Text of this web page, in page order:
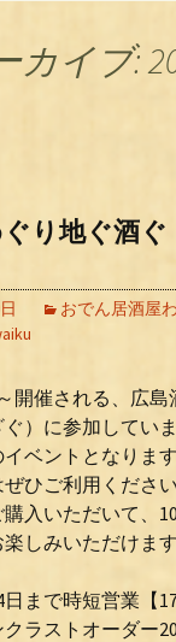
カイブ:
り地ぐ酒
おでん居酒屋
開催される、広
）に参加していま
イベントとなりま
ひご利用ください
入いただいて、
しみいただけます
まで時短営業【
ラストオーダー